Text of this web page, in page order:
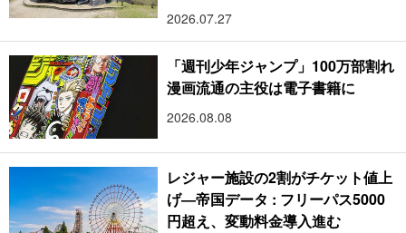
2026.07.27
「週刊少年ジャンプ」100万部割れ
漫画流通の主役は電子書籍に
2026.08.08
レジャー施設の2割がチケット値上
げ―帝国データ : フリーパス5000
円超え、変動料金導入進む